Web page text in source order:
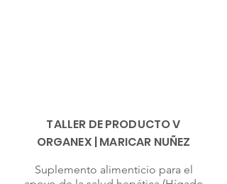
TALLER DE PRODUCTO V
ORGANEX | MARICAR NUÑEZ
Suplemento alimenticio para el